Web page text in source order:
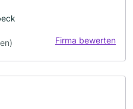
Firma bewerten